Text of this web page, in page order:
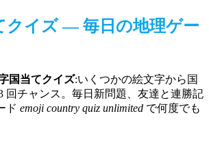
クイズ — 毎日の地理ゲー
国当てクイズ:いくつかの絵文字から国
回チャンス。毎日新問題、友達と連勝記
ド emoji country quiz unlimited で何度でも